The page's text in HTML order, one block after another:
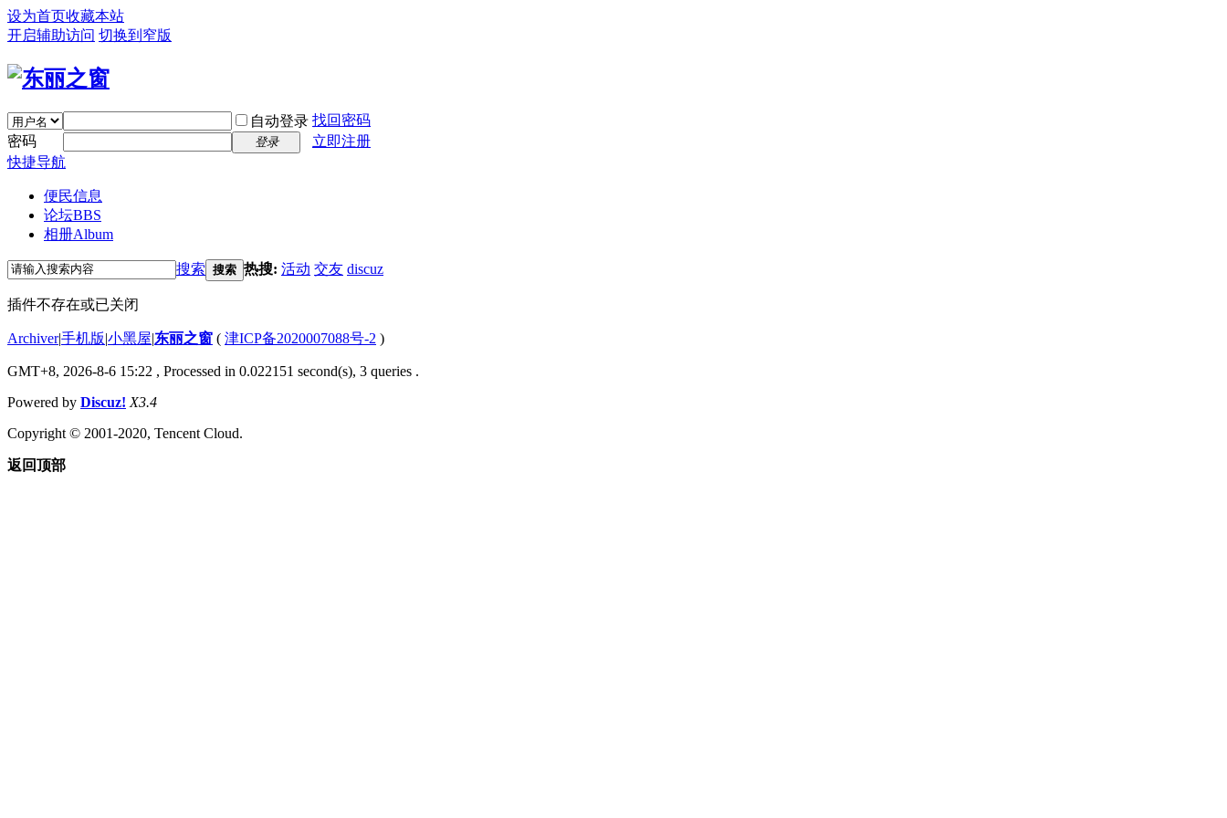
设为首页收藏本站
开启辅助访问 切换到窄版
自动登录 找回密码
密码
登录
立即注册
快捷导航
便民信息
论坛BBS
相册Album
搜索 搜索 热搜: 活动 交友 discuz
插件不存在或已关闭
Archiver|手机版|小黑屋|东丽之窗 ( 津ICP备2020007088号-2 )
GMT+8, 2026-8-6 15:22 , Processed in 0.022151 second(s), 3 queries .
Powered by Discuz! X3.4
Copyright © 2001-2020, Tencent Cloud.
返回顶部